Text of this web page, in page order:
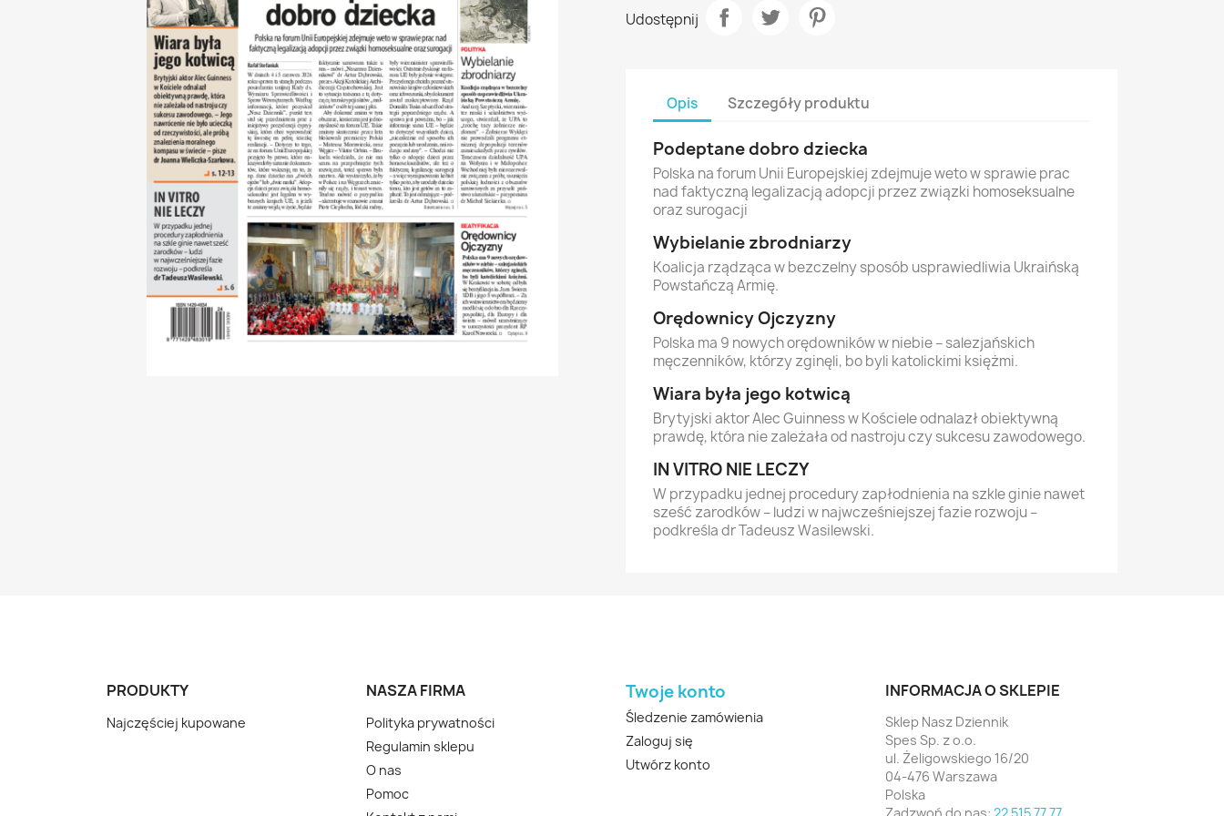
Udostępnij
Opis Szczegóły produktu
Podeptane dobro dziecka
Polska na forum Unii Europejskiej zdejmuje weto w sprawie prac
nad faktyczną legalizacją adopcji przez związki homoseksualne
oraz surogacji
Wybielanie zbrodniarzy
Koalicja rządząca w bezczelny sposób usprawiedliwia Ukraińską
Powstańczą Armię.
Orędownicy Ojczyzny
Polska ma 9 nowych orędowników w niebie – salezjańskich
męczenników, którzy zginęli, bo byli katolickimi księżmi.
Wiara była jego kotwicą
Brytyjski aktor Alec Guinness w Kościele odnalazł obiektywną
prawdę, która nie zależała od nastroju czy sukcesu zawodowego.
IN VITRO NIE LECZY
W przypadku jednej procedury zapłodnienia na szkle ginie nawet
sześć zarodków – ludzi w najwcześniejszej fazie rozwoju –
podkreśla dr Tadeusz Wasilewski.
PRODUKTY
Najczęściej kupowane
NASZA FIRMA
Polityka prywatności
Regulamin sklepu
O nas
Pomoc
Twoje konto
Śledzenie zamówienia
Zaloguj się
Utwórz konto
INFORMACJA O SKLEPIE
Sklep Nasz Dziennik
Spes Sp. z o.o.
ul. Żeligowskiego 16/20
04-476 Warszawa
Polska